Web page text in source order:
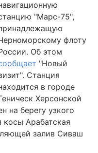
"Марс-75",
флоту
Об этом
"Новый
Станция
в городе
Херсонской
на берегу узкого
косы Арабатская
залив Сиваш